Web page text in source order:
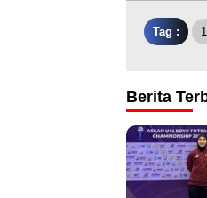
Tag :
Berita